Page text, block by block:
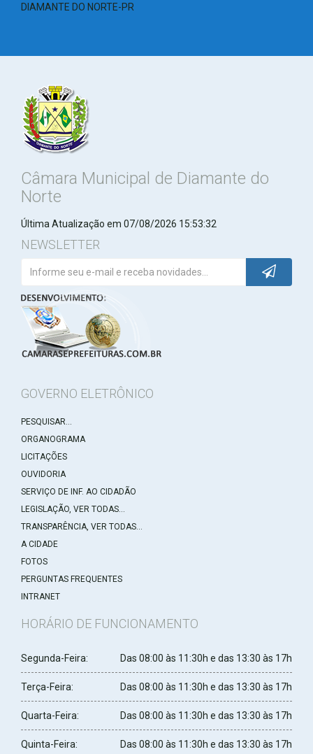
DIAMANTE DO NORTE-PR
Câmara Municipal de Diamante do
Norte
Última Atualização em 07/08/2026 15:53:32
NEWSLETTER
GOVERNO ELETRÔNICO
PESQUISAR...
ORGANOGRAMA
LICITAÇÕES
OUVIDORIA
SERVIÇO DE INF. AO CIDADÃO
LEGISLAÇÃO, VER TODAS...
TRANSPARÊNCIA, VER TODAS...
A CIDADE
FOTOS
PERGUNTAS FREQUENTES
INTRANET
HORÁRIO DE FUNCIONAMENTO
Segunda-Feira: Das 08:00 às 11:30h e das 13:30 às 17h
Terça-Feira: Das 08:00 às 11:30h e das 13:30 às 17h
Quarta-Feira: Das 08:00 às 11:30h e das 13:30 às 17h
Quinta-Feira: Das 08:00 às 11:30h e das 13:30 às 17h